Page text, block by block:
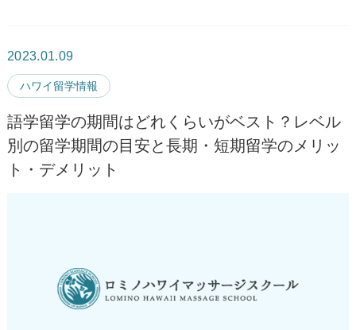
2023.01.09
ハワイ留学情報
語学留学の期間はどれくらいがベスト？レベル
別の留学期間の目安と長期・短期留学のメリッ
ト・デメリット